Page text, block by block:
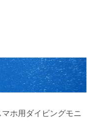
ホ用ダイビングモニ